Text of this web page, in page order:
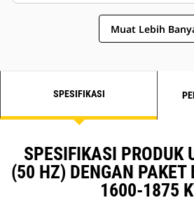
Muat Lebih
SPESIFIKASI
SPESIFIKASI PRODUK
(50 HZ) DENGAN PAKET
1600-1875